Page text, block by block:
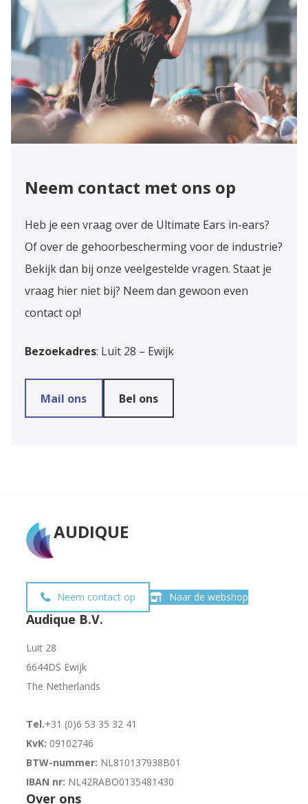
Neem contact met ons op
Heb je een vraag over de Ultimate Ears in-ears?
Of over de gehoorbescherming voor de industrie?
Bekijk dan bij onze veelgestelde vragen. Staat je
vraag hier niet bij? Neem dan gewoon even
contact op!
Bezoekadres: Luit 28 – Ewijk
Mail ons Bel ons
AUDIQUE
Neem contact op Naar de webshop
Audique B.V.
Luit 28
6644DS Ewijk
The Netherlands
Tel.+31 (0)6 53 35 32 41
KvK: 09102746
BTW-nummer: NL810137938B01
IBAN nr: NL42RABO0135481430
Over ons